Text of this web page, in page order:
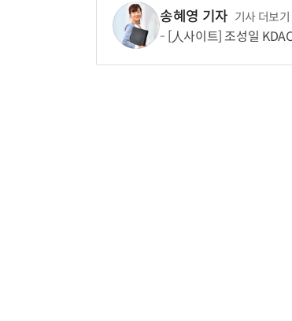
송혜영 기자 기사 더보기
[人사이트] 조성일